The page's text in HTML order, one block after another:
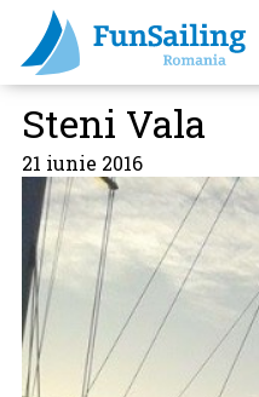
Steni Vala
21 iunie 2016